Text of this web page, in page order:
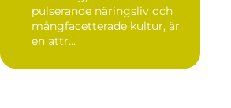
pulserande näringsliv och
mångfacetterade kultur, är
en attr...